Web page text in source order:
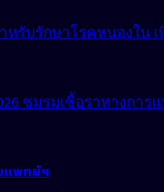
รับรักษาโรคหนองใน
ชมรมเชื้อราทางกา
แพทย์ฯ